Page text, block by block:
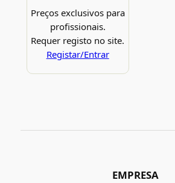
Preços exclusivos para
profissionais.
Requer registo no site.
Registar/Entrar
EMPRESA